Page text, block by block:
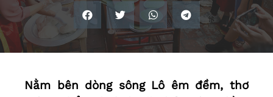
Nằm bên dòng sông Lô êm đềm, thơ